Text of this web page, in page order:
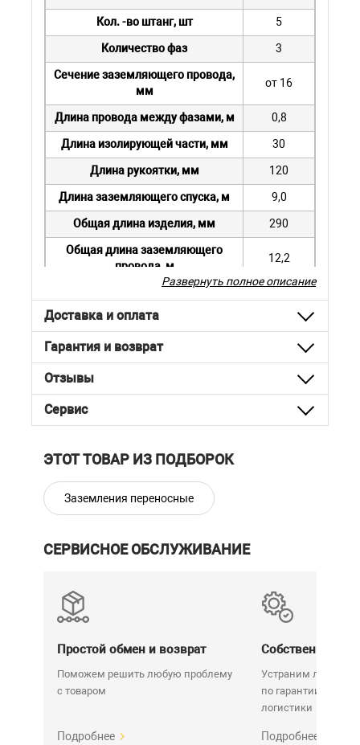
Кол. -во штанг, шт 5
Количество фаз 3
Сечение заземляющего провода,
мм
от 16
Длина провода между фазами, м 0,8
Длина изолирующей части, мм 30
Длина рукоятки, мм 120
Длина заземляющего спуска, м 9,0
Общая длина изделия, мм 290
Общая длина заземляющего
провода, м
12,2
По заказу могут быть другие сечения
заземляющего провода (25мм, 35мм, 50мм, 70мм).
только штанги для налажения заземлений.
* Изделия сертифицированы Госстандартом
средства имеют положительное экспертное
заключение РАО "ЕЭС России".
Развернуть полное описание
Доставка и оплата
Гарантия и возврат
Отзывы
Сервис
ЭТОТ ТОВАР ИЗ ПОДБОРОК
Заземления переносные
СЕРВИСНОЕ ОБСЛУЖИВАНИЕ
Простой обмен и возврат
Поможем решить любую проблему
с товаром
Подробнее
Собственный
Устраним любую
по гарантии. Срок
логистики
Подробнее